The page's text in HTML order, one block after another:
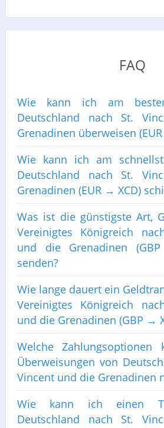
FAQ
Wie kann ich am
Deutschland nach St.
Grenadinen überweisen
Wie kann ich am
Deutschland nach St.
Grenadinen (EUR → XCD)
Was ist die günstigste Art,
Vereinigtes Königreich
und die Grenadinen
senden?
Wie lange dauert ein
Vereinigtes Königreich
und die Grenadinen (GBP →
Welche
Überweisungen von
Vincent und die Grenadinen
Wie kann ich einen
Deutschland nach St.